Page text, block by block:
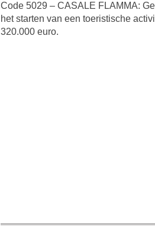
Code 5029 – CASALE FLAMMA:
het starten van een toeristische
320.000 euro.